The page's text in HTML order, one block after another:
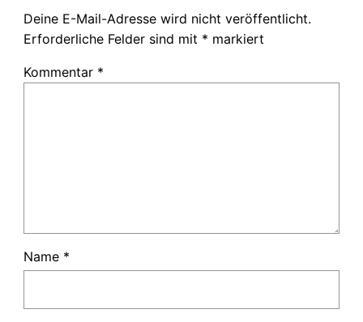
Deine E-Mail-Adresse wird nicht veröffentlicht.
Erforderliche Felder sind mit * markiert
Kommentar *
Name *